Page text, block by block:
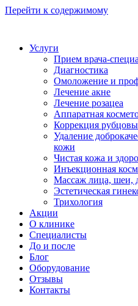
Перейти к содержимому
Услуги
Прием врача-
Диагностика
Омоложение и
Лечение акне
Лечение розацеа
Аппаратная
Коррекция
Удаление
кожи
Чистая кожа и
Инъекционная
Массаж лица, шеи,
Эстетическая
Трихология
Акции
О клинике
Специалисты
До и после
Блог
Оборудование
Отзывы
Контакты